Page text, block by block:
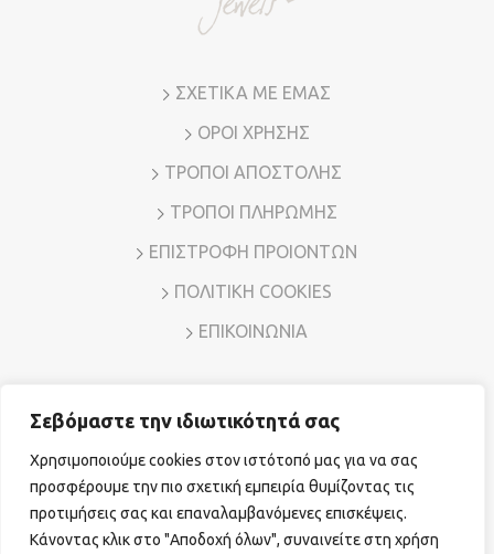
Σεβόμαστε την ιδιωτικότητά σας
Χρησιμοποιούμε cookies στον ιστότοπό μας για να σας
προσφέρουμε την πιο σχετική εμπειρία θυμίζοντας τις
προτιμήσεις σας και επαναλαμβανόμενες επισκέψεις.
Κάνοντας κλικ στο "Αποδοχή όλων", συναινείτε στη χρήση
ΣΧΕΤΙΚΑ ΜΕ ΕΜΑΣ
ΟΡΟΙ ΧΡΗΣΗΣ
ΤΡΟΠΟΙ ΑΠΟΣΤΟΛΗΣ
ΤΡΟΠΟΙ ΠΛΗΡΩΜΗΣ
ΕΠΙΣΤΡΟΦΗ ΠΡΟΙΟΝΤΩΝ
ΠΟΛΙΤΙΚΗ COOKIES
ΕΠΙΚΟΙΝΩΝΙΑ
Διεύθυνση: Λ. Μεσογείων 7, Αμπελόκηποι – Αθήνα, Τ.Κ.
Τηλ. Επικοινωνίας:
210 7794780 E-mail: sales@vr-jewels.gr